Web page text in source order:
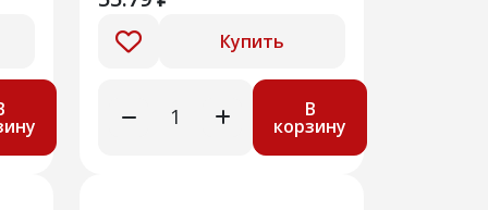
Купить
В
корзину